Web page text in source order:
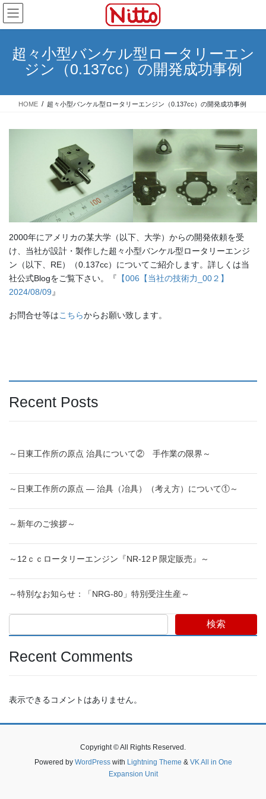
コ
ン
テ
ナ
ビ
ゲ
超々小型バンケル型ロータリーエン
ジン（0.137cc）の開発成功事例
HOME 超々小型バンケル型ロータリーエンジン（0.137cc）の開発成功事例
2000年にアメリカの某大学（以下、大学）からの開発依頼を受
け、当社が設計・製作した超々小型バンケル型ロータリーエンジ
ン（以下、RE）（0.137cc）についてご紹介します。詳しくは当
社公式Blogをご覧下さい。『 【006【当社の技術力_00２】
2024/08/09 』
お問合せ等はこちらからお願い致します。
Recent Posts
～日東工作所の原点 治具について② 手作業の限界～
～日東工作所の原点 ― 治具（冶具）（考え方）について①～
～新年のご挨拶～
～12ｃｃロータリーエンジン『NR-12Ｐ限定販売』～
～特別なお知らせ：「NRG-80」特別受注生産～
検索
Recent Comments
表示できるコメントはありません。
Copyright © All Rights Reserved.
Powered by WordPresswith Lightning Theme & VK All in One
Expansion Unit